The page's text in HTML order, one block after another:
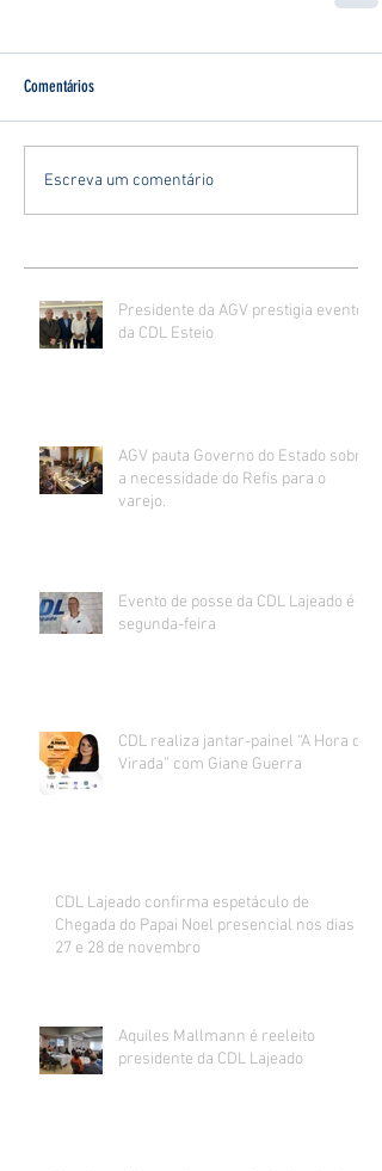
Comentários
Escreva um comentário
Presidente da AGV prestigia evento
da CDL Esteio
AGV pauta Governo do Estado sobre
a necessidade do Refis para o
varejo.
Evento de posse da CDL Lajeado é
segunda-feira
CDL realiza jantar-painel “A Hora da
Virada” com Giane Guerra
CDL Lajeado confirma espetáculo de
Chegada do Papai Noel presencial nos dias
27 e 28 de novembro
Aquiles Mallmann é reeleito
presidente da CDL Lajeado